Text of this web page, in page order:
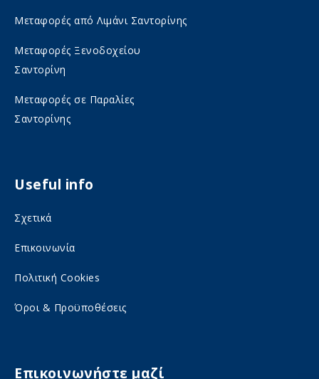
o
k
o
n
c
i
a
m
e
g
r
a
m
o
o
c
l
m
Μεταφορές από Λιμάνι Σαντορίνης
Μεταφορές Ξενοδοχείου
Σαντορίνη
Μεταφορές σε Παραλίες
Σαντορίνης
Useful info
Σχετικά
Επικοινωνία
Πολιτική Cookies
Όροι & Προϋποθέσεις
Επικοινωνήστε μαζί